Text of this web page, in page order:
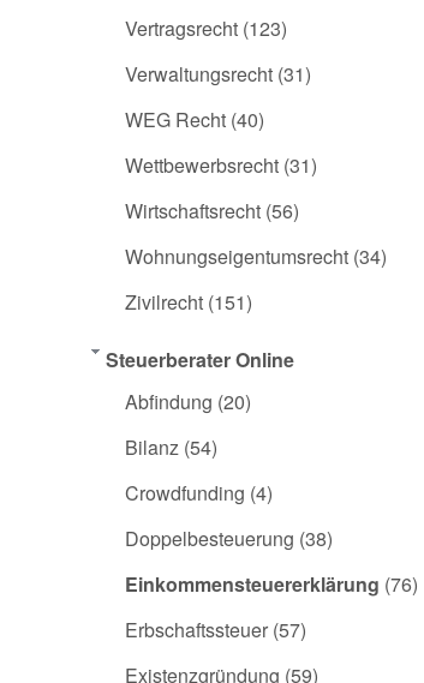
Vertragsrecht (123)
Verwaltungsrecht (31)
WEG Recht (40)
Wettbewerbsrecht (31)
Wirtschaftsrecht (56)
Wohnungseigentumsrecht (34)
Zivilrecht (151)
Steuerberater Online
Abfindung (20)
Bilanz (54)
Crowdfunding (4)
Doppelbesteuerung (38)
Einkommensteuererklärung (76)
Erbschaftssteuer (57)
Existenzgründung (59)